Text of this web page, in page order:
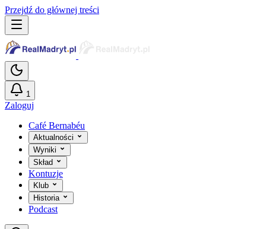
Przejdź do głównej treści
1
Zaloguj
Café Bernabéu
Aktualności
Wyniki
Skład
Kontuzje
Klub
Historia
Podcast